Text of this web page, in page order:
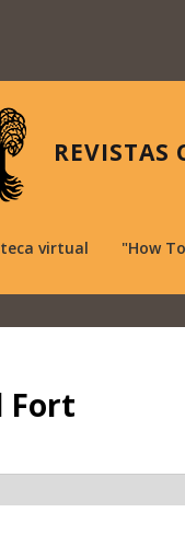
REVISTAS
virtual "How
Fort